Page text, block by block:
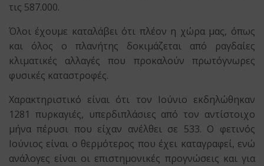
τις 587.000.
Όλοι έχουμε καταλάβει ότι πλέον η χώρα μας, όπως
και όλος ο πλανήτης δοκιμάζεται από ραγδαίες
κλιματικές αλλαγές που προκαλούν πρωτόγνωρες
φυσικές καταστροφές.
Χαρακτηριστικό είναι ότι τον Ιούνιο εκδηλώθηκαν
1281 πυρκαγιές, υπερδιπλάσιες από τον αντίστοιχο
μήνα πέρυσι που είχαν ανέλθει σε 533. Ο φετινός
Ιούνιος είναι ο θερμότερος που έχει καταγραφεί, ενώ
ανάλογες είναι οι επιστημονικές προγνώσεις και για